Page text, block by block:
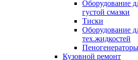
Оборудование
густой смазки
Тиски
Оборудование
тех.жидкостей
Пеногенераторы
Кузовной ремонт